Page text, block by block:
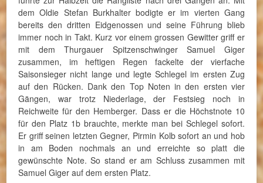
dem Oldie Stefan Burkhalter bodigte er im vierten Gang
bereits den dritten Eidgenossen und seine Führung blieb
immer noch in Takt. Kurz vor einem grossen Gewitter griff er
mit dem Thurgauer Spitzenschwinger Samuel Giger
zusammen, im heftigen Regen fackelte der vierfache
Saisonsieger nicht lange und legte Schlegel im ersten Zug
auf den Rücken. Dank den Top Noten in den ersten vier
Gängen, war trotz Niederlage, der Festsieg noch in
Reichweite für den Hemberger. Dass er die Höchstnote 10
für den Platz 1b brauchte, merkte man bei Schlegel sofort.
Er griff seinen letzten Gegner, Pirmin Kolb sofort an und hob
in am Boden nochmals an und erreichte so platt die
gewünschte Note. So stand er am Schluss zusammen mit
Samuel Giger auf dem ersten Platz.